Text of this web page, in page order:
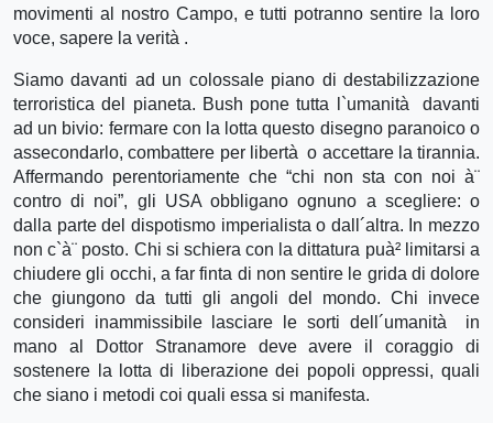
movimenti al nostro Campo, e tutti potranno sentire la loro
voce, sapere la verità .
Siamo davanti ad un colossale piano di destabilizzazione
terroristica del pianeta. Bush pone tutta l`umanità davanti
ad un bivio: fermare con la lotta questo disegno paranoico o
assecondarlo, combattere per libertà o accettare la tirannia.
Affermando perentoriamente che “chi non sta con noi à¨
contro di noi”, gli USA obbligano ognuno a scegliere: o
dalla parte del dispotismo imperialista o dall´altra. In mezzo
non c`à¨ posto. Chi si schiera con la dittatura puà² limitarsi a
chiudere gli occhi, a far finta di non sentire le grida di dolore
che giungono da tutti gli angoli del mondo. Chi invece
consideri inammissibile lasciare le sorti dell´umanità in
mano al Dottor Stranamore deve avere il coraggio di
sostenere la lotta di liberazione dei popoli oppressi, quali
che siano i metodi coi quali essa si manifesta.